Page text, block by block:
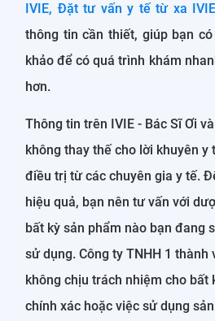
IVIE, Đặt tư vấn y tế từ xa IVIE
thông tin cần thiết, giúp bạn
khảo để có quá trình khám
hơn.
Thông tin trên IVIE - Bác Sĩ Ơi
không thay thế cho lời khuyên y
điều trị từ các chuyên gia y tế.
hiệu quả, bạn nên tư vấn với
bất kỳ sản phẩm nào bạn đang
sử dụng. Công ty TNHH 1 thành
không chịu trách nhiệm cho bất
chính xác hoặc việc sử dụng